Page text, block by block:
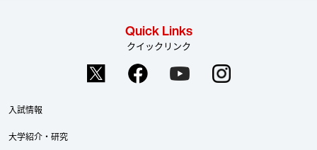
Quick Links
クイックリンク
入試情報
大学紹介・研究